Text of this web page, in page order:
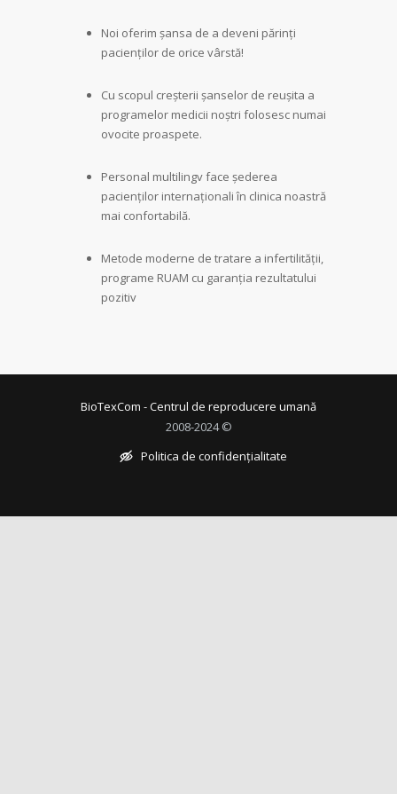
Noi oferim șansa de a deveni părinți
pacienților de orice vârstă!
Cu scopul creșterii șanselor de reușita a
programelor medicii noștri folosesc numai
ovocite proaspete.
Personal multilingv face șederea
pacienților internaționali în clinica noastră
mai confortabilă.
Metode moderne de tratare a infertilității,
programe RUAM cu garanția rezultatului
pozitiv
2008-2024 ©
BioTexCom - Centrul de reproducere umană
Politica de confidențialitate